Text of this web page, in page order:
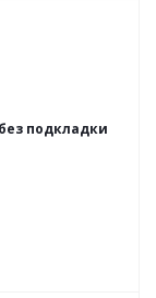
подкладки